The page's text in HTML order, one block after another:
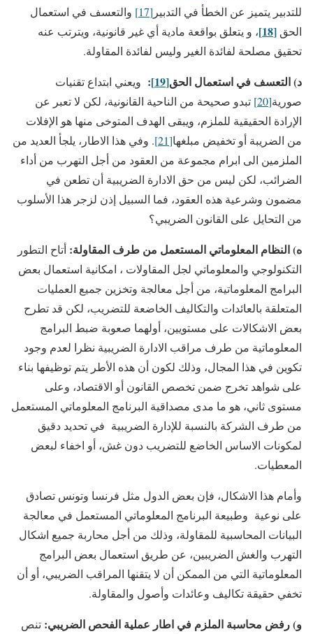
للتدبير يتميز عن الخطأ في التدبير [17]
والتعسف في استعمال
الحق [18]
، و يتعلق بواقعة مادية أي غير قانونية، ويترتب عنه
تحقيق مصلحة لفائدة الغير وليس لفائدة المقاولة.
د) التعسف في استعمال الحق[19]
: ويعني ابتداع تقنيات
صورية[20]
تبدو صحيحة من الناحية القانونية، لكن لا تعبر عن
الإرادة الحقيقية للملزم، ويبقى الهدف المتوخى منها هو الإفلات
من الضريبة أو تخفيض مبلغها[21]
. وفي هذا الاطار، يلجأ العديد من
الملزمين الى ابرام مجموعة من العقود من أجل التهرب من أداء
الضرائب، لكن ليس من حق الادارة الضريبية أن تطعن في
مضمون وشرعية هذه العقود، فما السبيل إذن لزجر هذا الأسلوب
من التحايل على القانون الضريبي؟
ه) النظام المعلوماتي المستعمل من طرف المقاولة: أتاح التطور
التكنولوجي والمعلوماتي لجل المقاولات ، امكانية استعمال بعض
البرامج المعلوماتية، من أجل معالجة وتخزين جميع العمليات
المتعلقة بالعائدات والتكاليف الخاضعة للتضريب، لكن قد تطرح
بعض الاشكالات على مستويين، أولهما صعوبة ضبط البرامج
المعلوماتية من طرف مراقب الادارة الضريبية نظرا لعدم وجود
تكوين في هذا المجال، وذلك لكون أن هذه الأطر يتم توظيفها بناء
على شواهد تخرج ضمن تخصص القانون أو الاقتصاد، وعلى
مستوى ثاني، هو ما مدى مصداقية البرنامج المعلوماتي المستعمل
من طرف الشركة بالنسبة للإدارة الضريبية في تحديد دقيق
لمكونات الاساس الخاضع للتضريب دون غش، أو اخفاء لبعض
المعطيات.
وأمام هذا الاشكال، فإن بعض الدول مثل فرنسا وتونس تصادق
على نوعية وطبيعة البرنامج المعلوماتي المستعمل في معالجة
البيانات المحاسبية للمقاولة، وذلك من أجل محاربة جميع اشكال
التهرب والغش الضريبين، عن طريق استعمال بعض البرامج
المعلوماتية التي من الممكن أن لا يتقنها المراقب الضريبي، أو أن
تخفي حقيقة تكاليف وعائدات وأصول والمقاولة.
و) رفض محاسبة الملزم في اطار عملية الفحص الضريبي: تنص